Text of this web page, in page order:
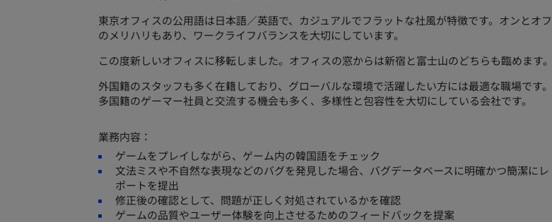
東京オフィスの公用語は日本語／英語で、カジュアルでフラットな社風が特徴です。オンとオフ
のメリハリもあり、ワークライフバランスを大切にしています。
この度新しいオフィスに移転しました。オフィスの窓からは新宿と富士山のどちらも臨めます。
外国籍のスタッフも多く在籍しており、グローバルな環境で活躍したい方には最適な職場です。
多国籍のゲーマー社員と交流する機会も多く、多様性と包容性を大切にしている会社です。
業務内容：
ゲームをプレイしながら、ゲーム内の韓国語をチェック
文法ミスや不自然な表現などのバグを発見した場合、バグデータベースに明確かつ簡潔にレ
ポートを提出
修正後の確認として、問題が正しく対処されているかを確認
ゲームの品質やユーザー体験を向上させるためのフィードバックを提案